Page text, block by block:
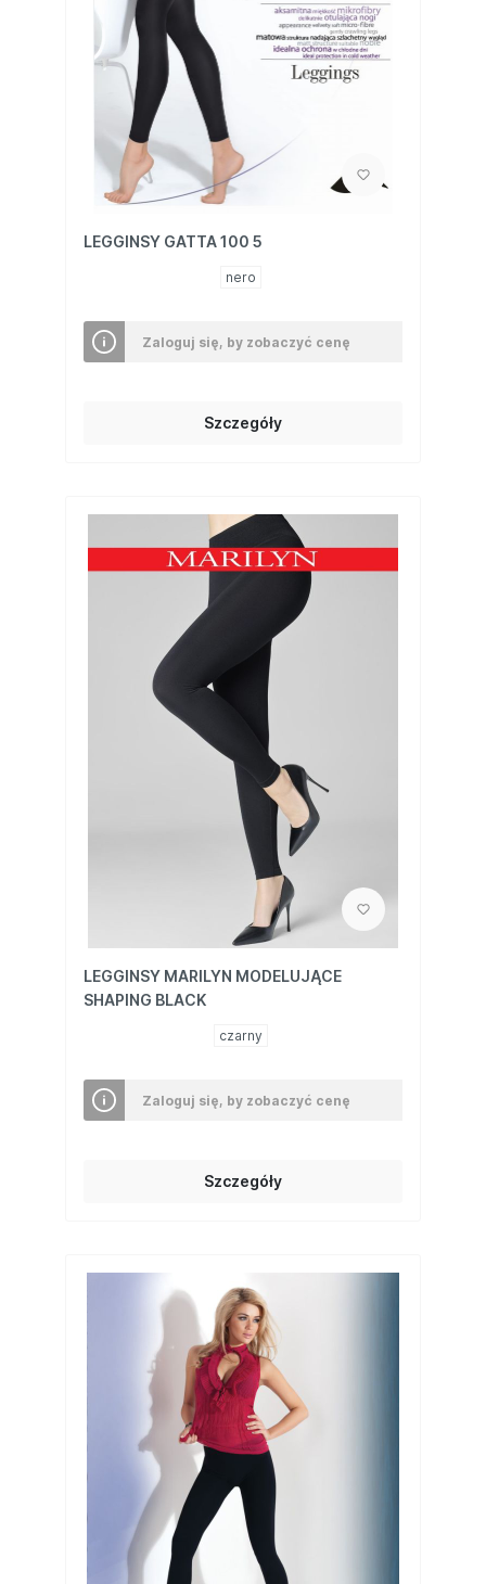
LEGGINSY GATTA 100 5
nero
Zaloguj się, by zobaczyć cenę
Szczegóły
LEGGINSY MARILYN MODELUJĄCE
SHAPING BLACK
czarny
Zaloguj się, by zobaczyć cenę
Szczegóły